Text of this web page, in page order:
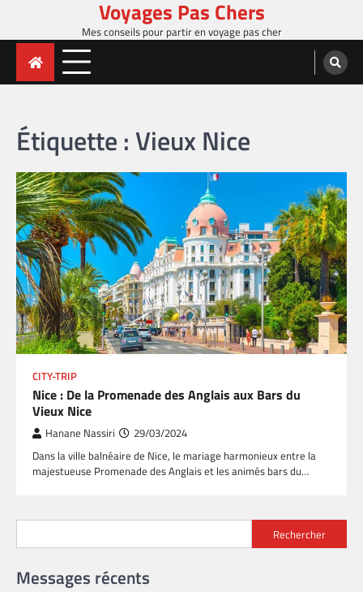
content
Voyages Pas Chers
Mes conseils pour partir en voyage pas cher
Étiquette :Vieux Nice
CITY-TRIP
Nice : De la Promenade des Anglais aux Bars du
Vieux Nice
Hanane Nassiri 29/03/2024
Dans la ville balnéaire de Nice, le mariage harmonieux entre la
majestueuse Promenade des Anglais et les animés bars du…
Rechercher
Messages récents